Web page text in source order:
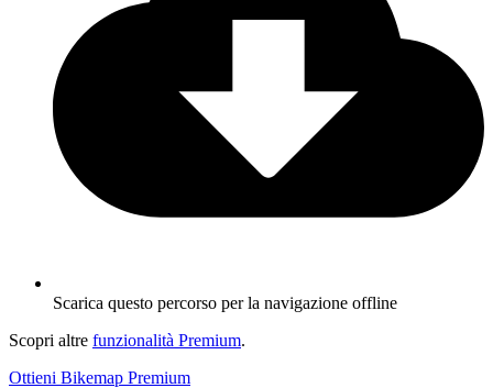
Scarica questo percorso per la navigazione offline
Scopri altre funzionalità Premium.
Ottieni Bikemap Premium